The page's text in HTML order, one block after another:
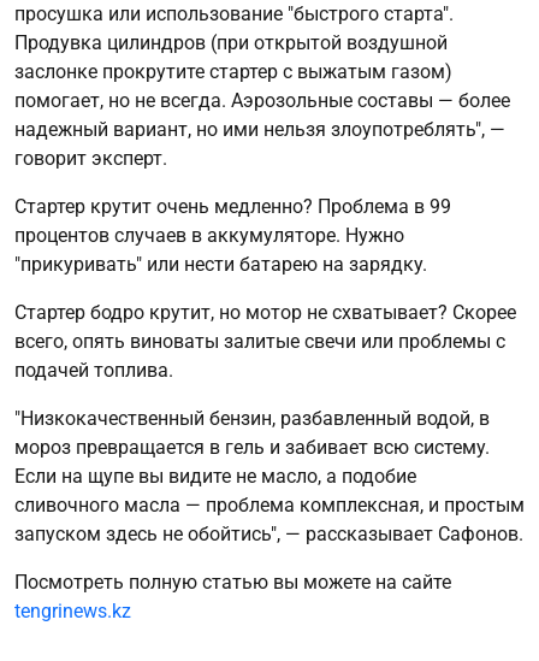
просушка или использование "быстрого старта".
Продувка цилиндров (при открытой воздушной
заслонке прокрутите стартер с выжатым газом)
помогает, но не всегда. Аэрозольные составы — более
надежный вариант, но ими нельзя злоупотреблять", —
говорит эксперт.
Стартер крутит очень медленно? Проблема в 99
процентов случаев в аккумуляторе. Нужно
"прикуривать" или нести батарею на зарядку.
Стартер бодро крутит, но мотор не схватывает? Скорее
всего, опять виноваты залитые свечи или проблемы с
подачей топлива.
"Низкокачественный бензин, разбавленный водой, в
мороз превращается в гель и забивает всю систему.
Если на щупе вы видите не масло, а подобие
сливочного масла — проблема комплексная, и простым
запуском здесь не обойтись", — рассказывает Сафонов.
Посмотреть полную статью вы можете на сайте
tengrinews.kz